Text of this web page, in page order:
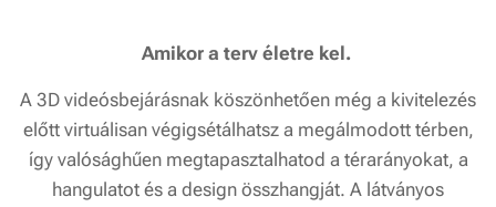
Amikor a terv életre kel.
A 3D videósbejárásnak köszönhetően még a kivitelezés
előtt virtuálisan végigsétálhatsz a megálmodott térben,
így valósághűen megtapasztalhatod a térarányokat, a
hangulatot és a design összhangját. A látványos